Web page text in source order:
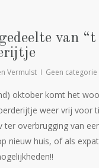
van “t
Vermulst Geen categorie
oktober komt het
weer vrij voor
ter overbrugging van
nieuw huis, of als